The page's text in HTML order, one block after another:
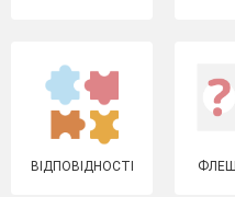
ВІДПОВІДНОСТІ